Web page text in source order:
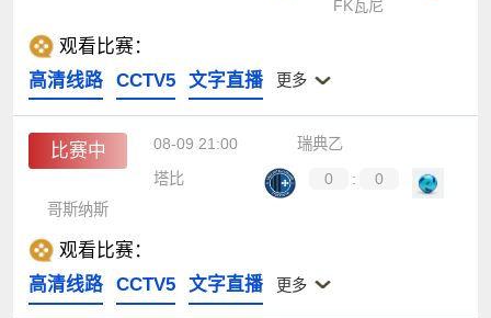
FK瓦尼
观看比赛：
高清线路
CCTV5 文字直播 更多
比赛中 08-09 21:00
瑞典乙
塔比
0 :
0
哥斯纳斯
观看比赛：
高清线路
CCTV5 文字直播 更多